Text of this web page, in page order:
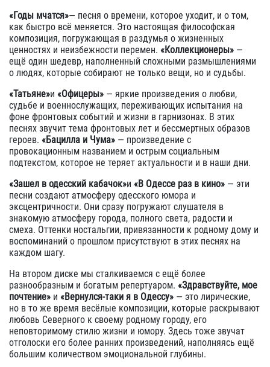
«Годы мчатся»— песня о времени, которое уходит, и о том,
как быстро всё меняется. Это настоящая философская
композиция, погружающая в раздумья о жизненных
ценностях и неизбежности перемен. «Коллекционеры» —
ещё один шедевр, наполненный сложными размышлениями
о людях, которые собирают не только вещи, но и судьбы.
«Татьяне»и «Офицеры» — яркие произведения о любви,
судьбе и военнослужащих, переживающих испытания на
фоне фронтовых событий и жизни в гарнизонах. В этих
песнях звучит тема фронтовых лет и бессмертных образов
героев. «Бацилла и Чума» — произведение с
провокационным названием и острым социальным
подтекстом, которое не теряет актуальности и в наши дни.
«Зашел в одесский кабачок»и «В Одессе раз в кино» — эти
песни создают атмосферу одесского юмора и
эксцентричности. Они сразу погружают слушателя в
знакомую атмосферу города, полного света, радости и
смеха. Оттенки ностальгии, привязанности к родному дому и
воспоминаний о прошлом присутствуют в этих песнях на
каждом шагу.
На втором диске мы сталкиваемся с ещё более
разнообразным и богатым репертуаром. «Здравствуйте, мое
почтение» и «Вернулся-таки я в Одессу» — это лирические,
но в то же время весёлые композиции, которые раскрывают
любовь Северного к своему родному городу, его
неповторимому стилю жизни и юмору. Здесь тоже звучат
отголоски его более ранних произведений, наполняясь ещё
большим количеством эмоциональной глубины.